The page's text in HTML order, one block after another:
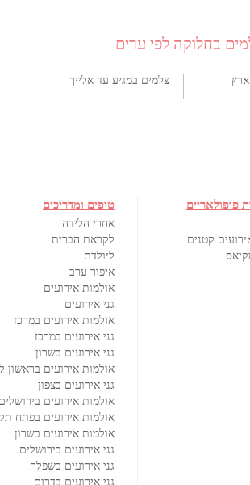
בחלוקה לפי ערים
צלמים במגיע עד אלייך
פופולאריים
קטנים
טיפים ומדריכים
אחרי הלידה
לקראת הברית
ליולדת
איפור ערב
אולמות אירועים
גני אירועים
אולמות אירועים במרכז
גני אירועים במרכז
גני אירועים בשרון
אולמות אירועים בראשון
גני אירועים בצפון
אולמות אירועים בירושלים
אולמות אירועים בפתח
אולמות אירועים בשרון
גני אירועים בירושלים
גני אירועים בשפלה
גני אירועים בדרום